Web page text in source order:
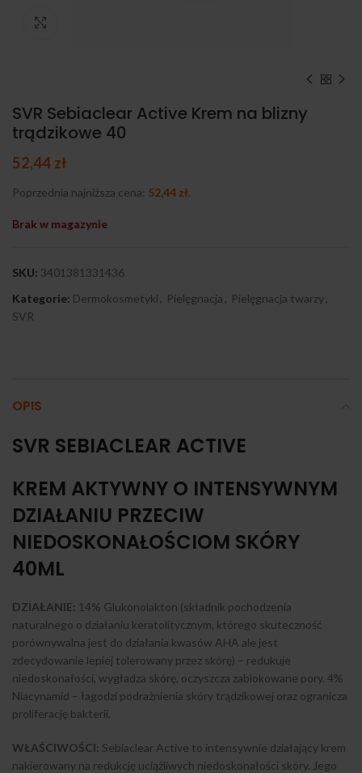
SVR Sebiaclear Active Krem na blizny
trądzikowe 40
52,44 zł
Poprzednia najniższa cena: 52,44 zł.
Brak w magazynie
SKU: 3401381331436
Kategorie: Dermokosmetyki Pielęgnacja Pielęgnacja twarzy
SVR
OPIS
SVR SEBIACLEAR ACTIVE
KREM AKTYWNY O INTENSYWNYM
DZIAŁANIU PRZECIW
NIEDOSKONAŁOŚCIOM SKÓRY
40ML
DZIAŁANIE: 14% Glukonolakton (składnik pochodzenia
naturalnego o działaniu keratolitycznym, którego skuteczność
porównywalna jest do działania kwasów AHA ale jest
zdecydowanie lepiej tolerowany przez skórę) – redukuje
niedoskonałości, wygładza skórę, oczyszcza zablokowane pory. 4%
Niacynamid – łagodzi podrażnienia skóry trądzikowej oraz ogranicza
proliferację bakterii.
WŁAŚCIWOŚCI: Sebiaclear Active to intensywnie działający krem
nakierowany na redukcję uciążliwych niedoskonałości skóry. Jego